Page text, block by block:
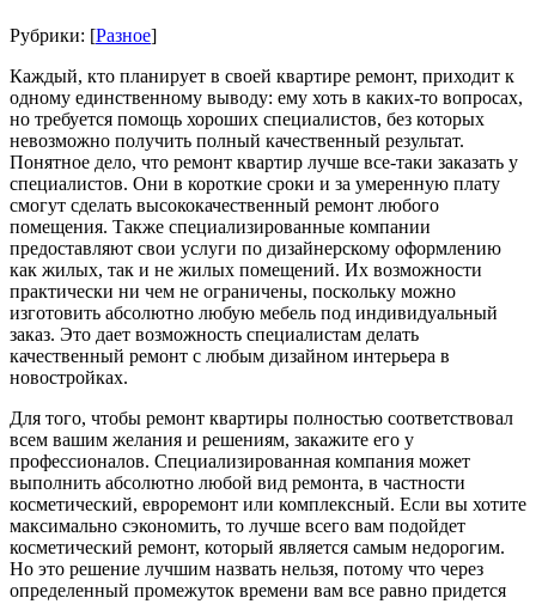
Рубрики: [Разное]
Каждый, кто планирует в своей квартире ремонт, приходит к
одному единственному выводу: ему хоть в каких-то вопросах,
но требуется помощь хороших специалистов, без которых
невозможно получить полный качественный результат.
Понятное дело, что ремонт квартир лучше все-таки заказать у
специалистов. Они в короткие сроки и за умеренную плату
смогут сделать высококачественный ремонт любого
помещения. Также специализированные компании
предоставляют свои услуги по дизайнерскому оформлению
как жилых, так и не жилых помещений. Их возможности
практически ни чем не ограничены, поскольку можно
изготовить абсолютно любую мебель под индивидуальный
заказ. Это дает возможность специалистам делать
качественный ремонт с любым дизайном интерьера в
новостройках.
Для того, чтобы ремонт квартиры полностью соответствовал
всем вашим желания и решениям, закажите его у
профессионалов. Специализированная компания может
выполнить абсолютно любой вид ремонта, в частности
косметический, евроремонт или комплексный. Если вы хотите
максимально сэкономить, то лучше всего вам подойдет
косметический ремонт, который является самым недорогим.
Но это решение лучшим назвать нельзя, потому что через
определенный промежуток времени вам все равно придется